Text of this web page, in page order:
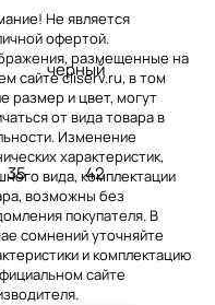
черный
35 42
Не является
офертой.
размещенные на
сайте cliserv.ru, в том
размер и цвет, могут
от вида товара в
Изменение
характеристик,
вида, комплектации
возможны без
покупателя. В
сомнений уточняйте
и комплектацию
сайте